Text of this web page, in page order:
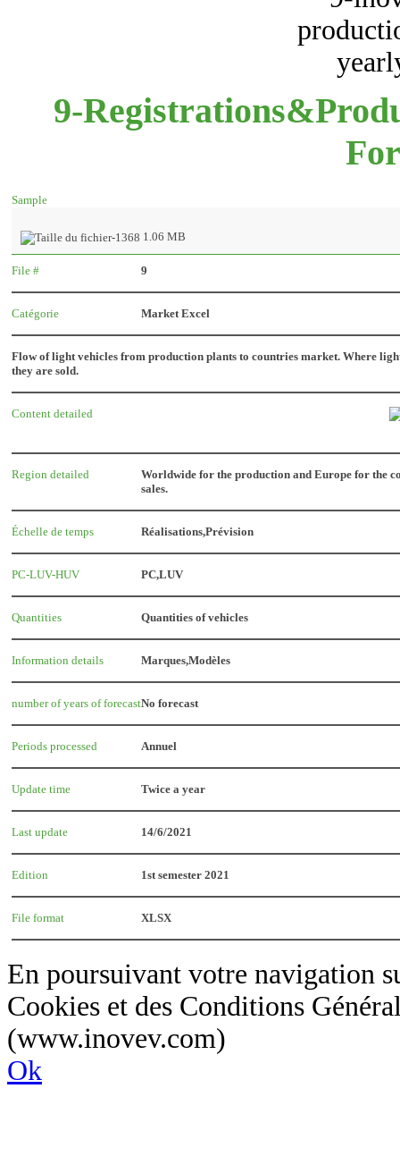
9-
Sample
1.06 MB
File # 9
Catégorie Market Excel
Flow of light vehicles from production plants to countries market. Where
they are sold.
Content detailed
Region detailed
Worldwide for the production and Europe for the
sales.
Échelle de temps Réalisations,Prévision
PC-LUV-HUV PC,LUV
Quantities Quantities of vehicles
Information details Marques,Modèles
number of years of forecastNo forecast
Periods processed Annuel
Update time Twice a year
Last update 14/6/2021
Edition 1st semester 2021
File format XLSX
En poursuivant votre navigation
Cookies et des Conditions
(www.inovev.com)
Ok